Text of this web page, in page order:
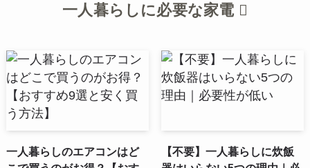
一人暮らしに必要な家電
一人暮らしのエアコンはど
【不要】一人暮らしに炊飯